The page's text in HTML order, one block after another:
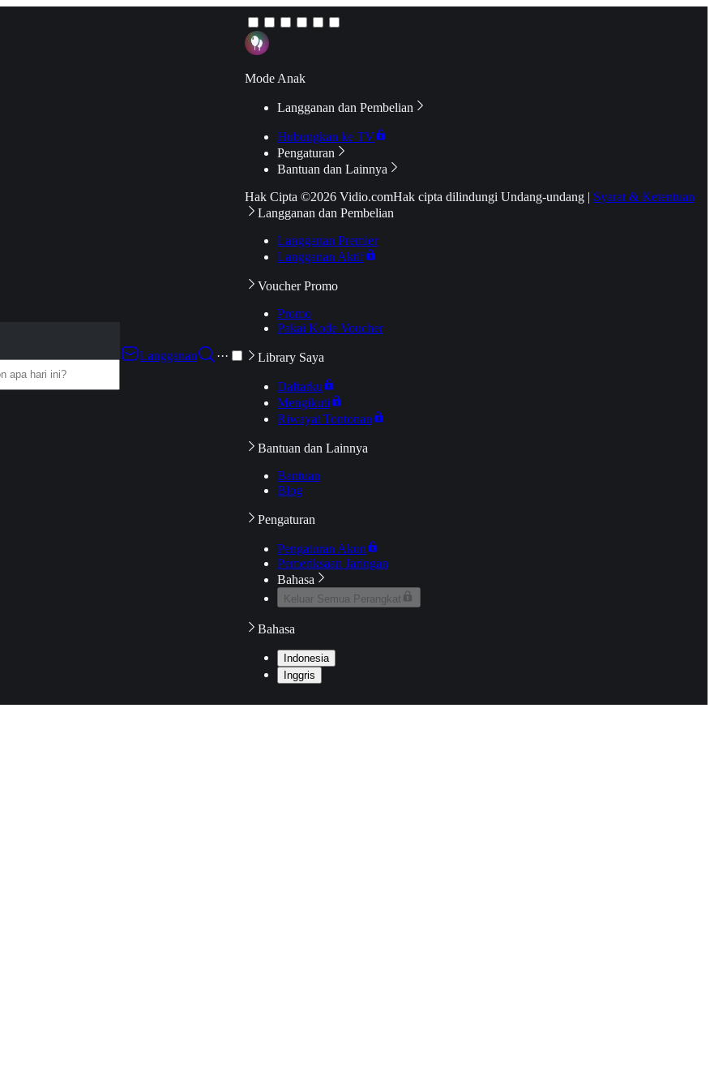
Langganan
···
Mode Anak
Langganan dan Pembelian
Hubungkan ke TV
Pengaturan
Bantuan dan Lainnya
Hak Cipta ©2026 Vidio.comHak cipta dilindungi Undang-undang | Syarat & Ketentuan
Langganan dan Pembelian
Langganan Premier
Langganan Aktif
Voucher Promo
Promo
Pakai Kode Voucher
Library Saya
Daftarku
Mengikuti
Riwayat Tontonan
Bantuan dan Lainnya
Bantuan
Blog
Pengaturan
Pengaturan Akun
Pemeriksaan Jaringan
Bahasa
Keluar Semua Perangkat
Bahasa
Indonesia
Inggris